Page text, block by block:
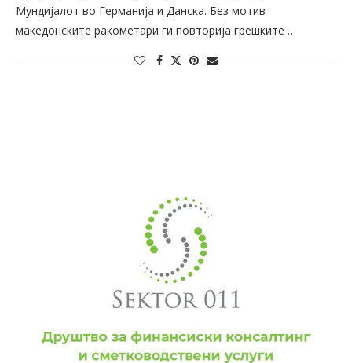
Мундијалот во Германија и Данска. Без мотив
македонските ракометари ги повторија грешките …